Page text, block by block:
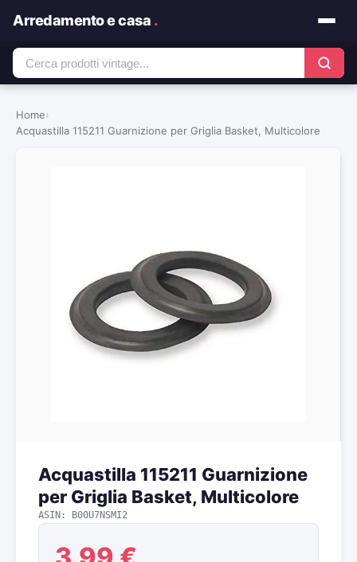
Arredamento e casa .
Home›
Acquastilla 115211 Guarnizione per Griglia Basket, Multicolore
Acquastilla 115211 Guarnizione
per Griglia Basket, Multicolore
ASIN: B00U7NSMI2